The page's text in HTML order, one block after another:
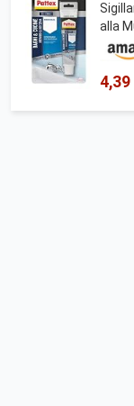
alla
Tubo
4,39